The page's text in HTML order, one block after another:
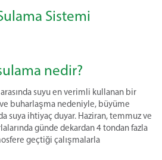
Sistemi
nedir?
suyu en verimli kullanan bir
ve buharlaşma nedeniyle, büyüme
suya ihtiyaç duyar. Haziran, temmuz ve
günde dekardan 4 tondan fazla
geçtiği çalışmalarla